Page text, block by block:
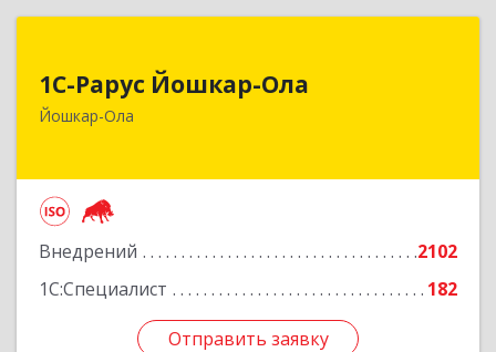
1С-Рарус Йошкар-Ола
Йошкар-Ола
Внедрений
2102
1С:Специалист
182
Отправить заявку
424004, Марий Эл Респ, Йошкар-Ола г, Волкова
Подробнее
Отправить заявку